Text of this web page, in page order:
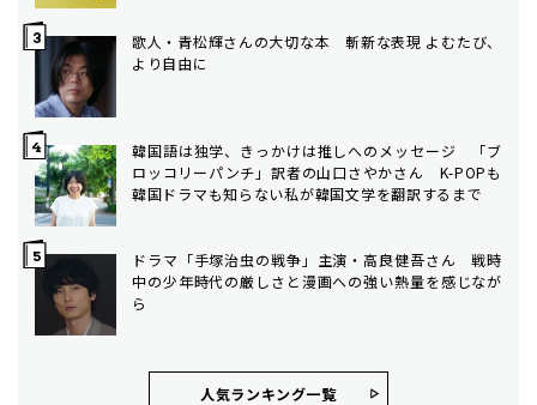
歌人・青松輝さんの大切な本 斬新な表現 よむたび、
より自由に
韓国語は独学、きっかけは推しへのメッセージ 「ブ
ロッコリーパンチ」訳者の山口さやかさん K-POPも
韓国ドラマも知らない私が韓国文学を翻訳するまで
ドラマ「手塚治虫の戦争」主演・高良健吾さん 戦時
中の少年時代の厳しさと漫画への強い熱量を感じなが
ら
人気ランキング⼀覧